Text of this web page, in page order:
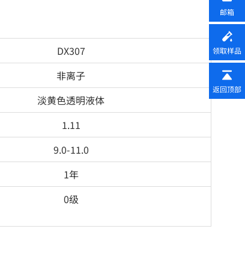
DX307
非离子
淡黄色透明液体
1.11
9.0-11.0
1年
0级
邮箱
领取样品
返回顶部